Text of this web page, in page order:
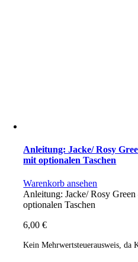
Anleitung: Jacke/ Rosy
mit optionalen Taschen
Warenkorb ansehen
Anleitung: Jacke/ Rosy
optionalen Taschen
6,00€
Kein Mehrwertsteuerausweis, da